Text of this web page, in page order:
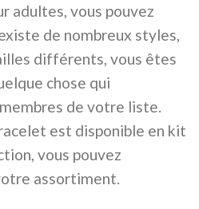
adultes, vous pouvez
de nombreux styles,
différents, vous êtes
chose qui
de votre liste.
est disponible en kit
vous pouvez
assortiment.